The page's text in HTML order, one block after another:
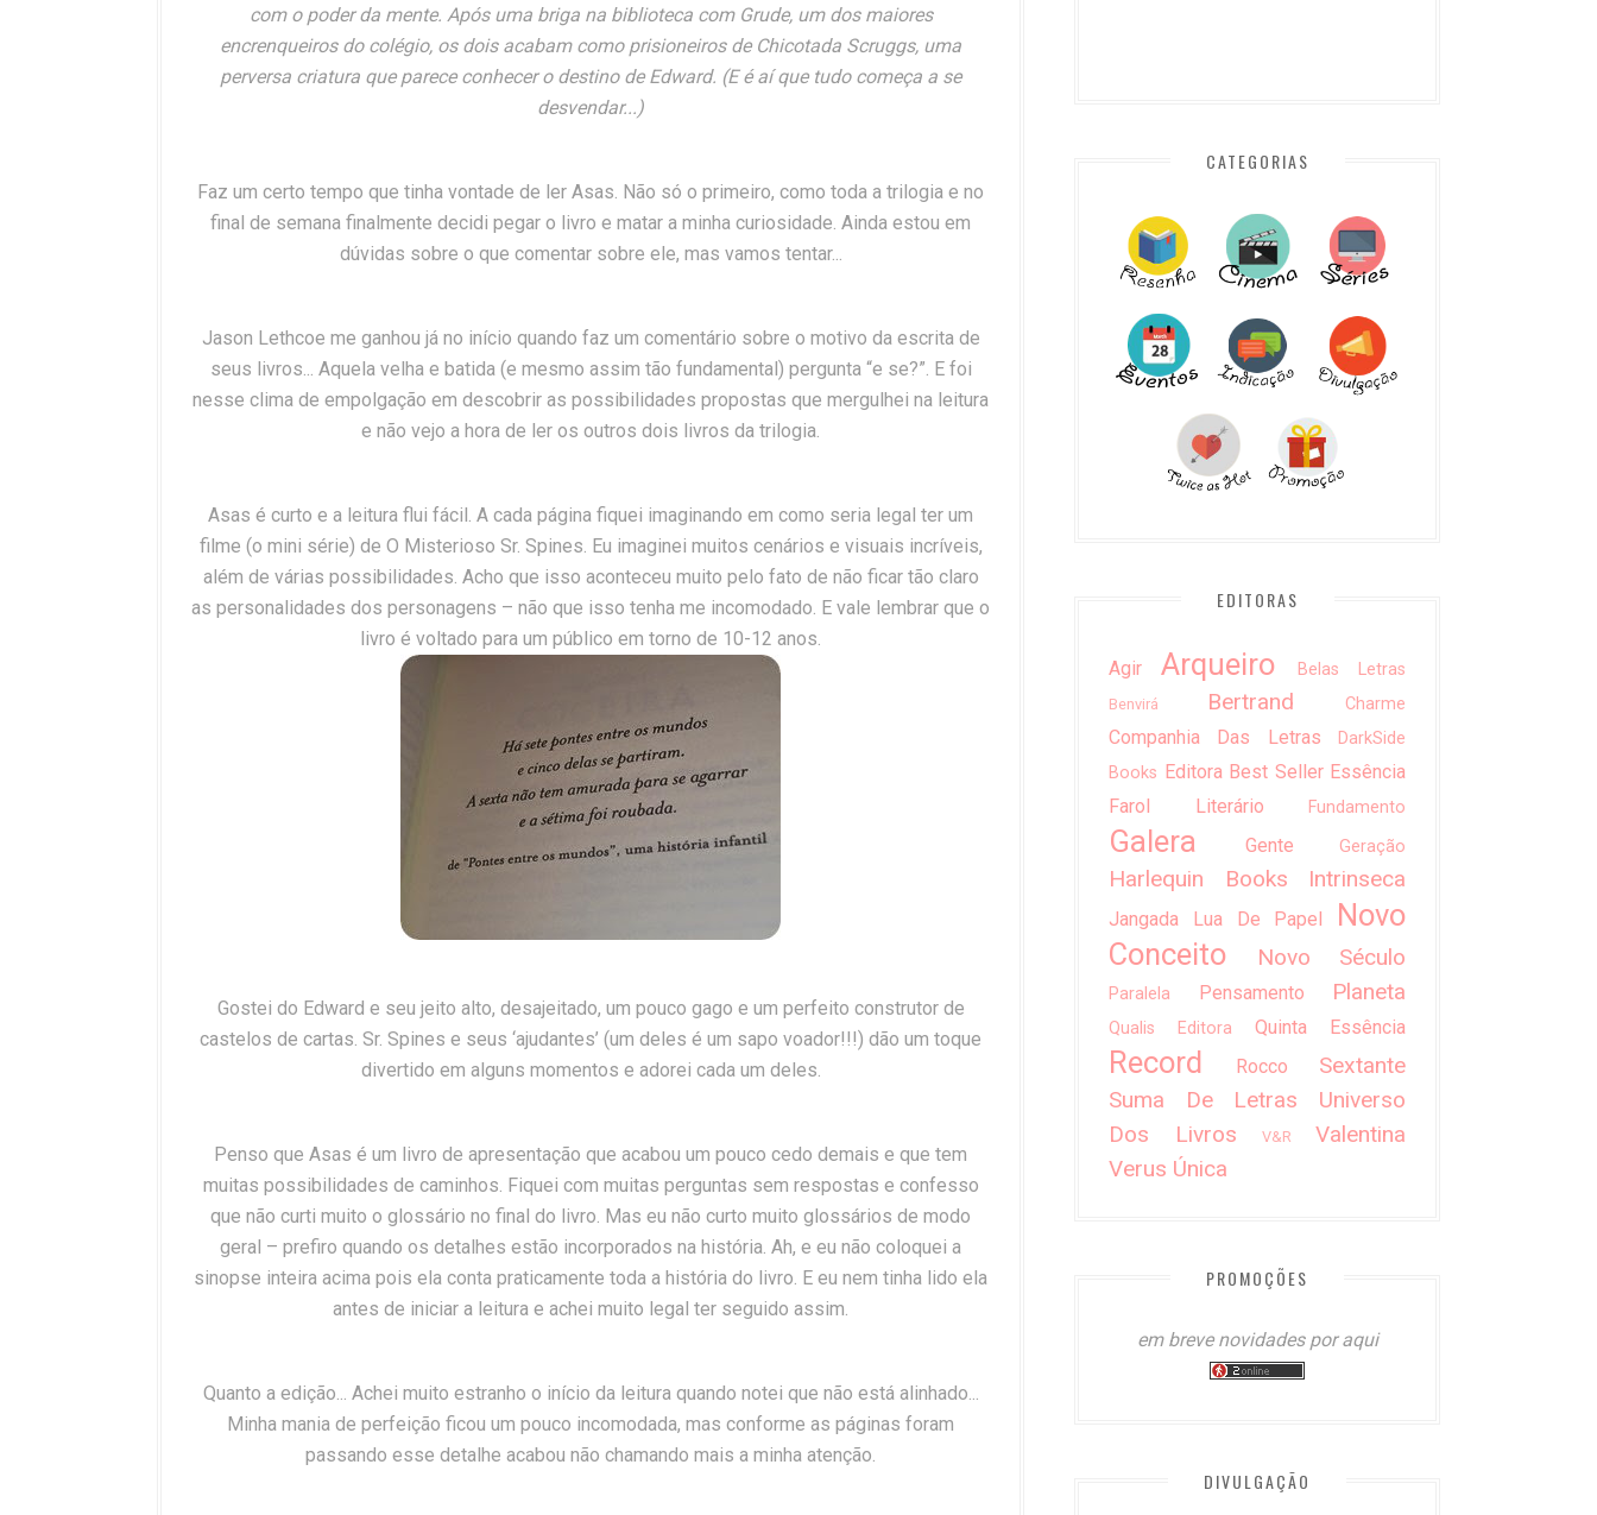
com o poder da mente. Após uma briga na biblioteca com Grude, um dos maiores
encrenqueiros do colégio, os dois acabam como prisioneiros de Chicotada Scruggs, uma
perversa criatura que parece conhecer o destino de Edward. (E é aí que tudo começa a se
desvendar...)
Faz um certo tempo que tinha vontade de ler Asas. Não só o primeiro, como toda a trilogia e no
final de semana finalmente decidi pegar o livro e matar a minha curiosidade. Ainda estou em
dúvidas sobre o que comentar sobre ele, mas vamos tentar...
Jason Lethcoe me ganhou já no início quando faz um comentário sobre o motivo da escrita de
seus livros... Aquela velha e batida (e mesmo assim tão fundamental) pergunta “e se?”. E foi
nesse clima de empolgação em descobrir as possibilidades propostas que mergulhei na leitura
e não vejo a hora de ler os outros dois livros da trilogia.
Asas é curto e a leitura flui fácil. A cada página fiquei imaginando em como seria legal ter um
filme (o mini série) de O Misterioso Sr. Spines. Eu imaginei muitos cenários e visuais incríveis,
além de várias possibilidades. Acho que isso aconteceu muito pelo fato de não ficar tão claro
as personalidades dos personagens – não que isso tenha me incomodado. E vale lembrar que o
livro é voltado para um público em torno de 10-12 anos.
Gostei do Edward e seu jeito alto, desajeitado, um pouco gago e um perfeito construtor de
castelos de cartas. Sr. Spines e seus ‘ajudantes’ (um deles é um sapo voador!!!) dão um toque
divertido em alguns momentos e adorei cada um deles.
Penso que Asas é um livro de apresentação que acabou um pouco cedo demais e que tem
muitas possibilidades de caminhos. Fiquei com muitas perguntas sem respostas e confesso
que não curti muito o glossário no final do livro. Mas eu não curto muito glossários de modo
geral – prefiro quando os detalhes estão incorporados na história. Ah, e eu não coloquei a
sinopse inteira acima pois ela conta praticamente toda a história do livro. E eu nem tinha lido ela
antes de iniciar a leitura e achei muito legal ter seguido assim.
Quanto a edição... Achei muito estranho o início da leitura quando notei que não está alinhado...
Minha mania de perfeição ficou um pouco incomodada, mas conforme as páginas foram
passando esse detalhe acabou não chamando mais a minha atenção.
CATEGORIAS
EDITORAS
Agir Arqueiro Belas Letras
Benvirá Bertrand Charme
Companhia Das Letras
DarkSide
Books Editora Best Seller Essência
Farol Literário
Fundamento
Galera Gente Geração
Harlequin Books Intrinseca
Jangada Lua De Papel
Novo
Conceito
Novo Século
Paralela Pensamento Planeta
Qualis Editora Quinta Essência
Record Rocco
Sextante
Suma De Letras
Universo
Dos Livros
V&R
Valentina
Verus Única
PROMOÇÕES
em breve novidades por aqui
DIVULGAÇÃO